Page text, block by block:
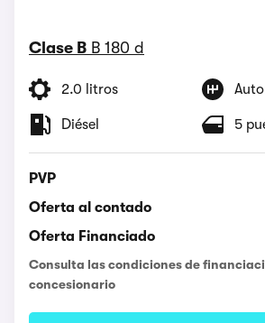
Clase B B 180 d
2.0 litros
Diésel 5
PVP
Oferta al contado
Oferta Financiado
Consulta las condiciones de
concesionario